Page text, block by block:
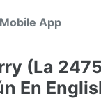
App
(La
En